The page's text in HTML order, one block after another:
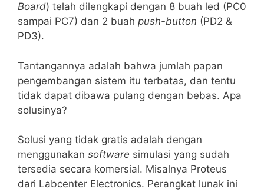
Board) telah dilengkapi dengan 8 buah led (PC0
sampai PC7) dan 2 buah push-button (PD2 &
PD3).
Tantangannya adalah bahwa jumlah papan
pengembangan sistem itu terbatas, dan tentu
tidak dapat dibawa pulang dengan bebas. Apa
solusinya?
Solusi yang tidak gratis adalah dengan
menggunakan software simulasi yang sudah
tersedia secara komersial. Misalnya Proteus
dari Labcenter Electronics. Perangkat lunak ini